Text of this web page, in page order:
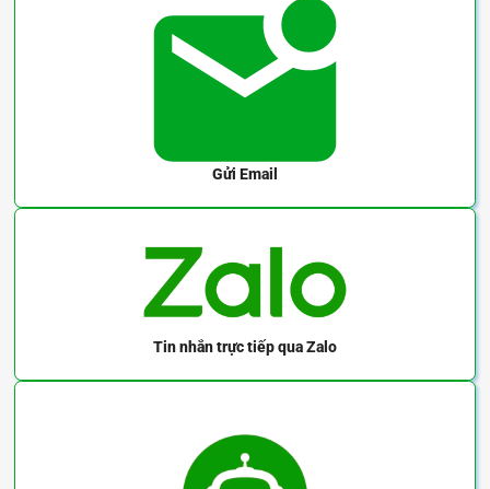
Gửi Email
Tin nhắn trực tiếpqua Zalo